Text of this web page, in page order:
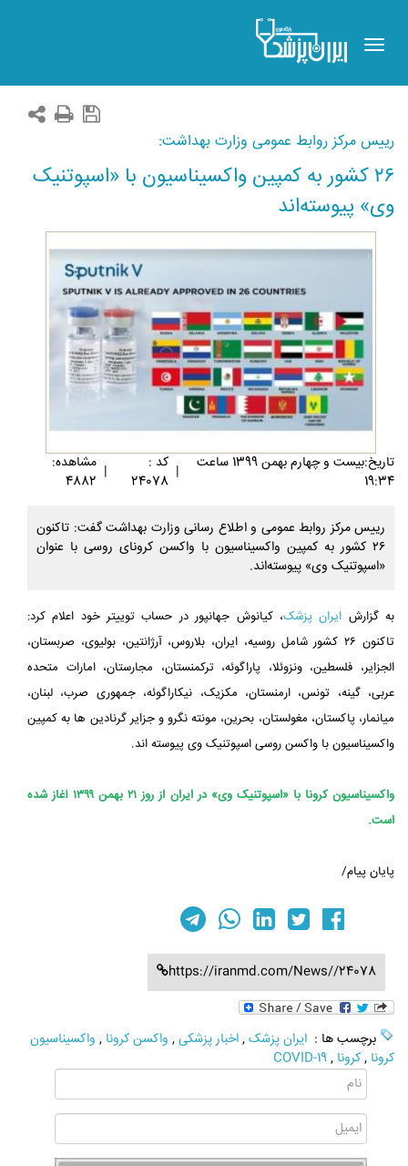
Toggle
navigation
رییس مرکز روابط عمومی وزارت بهداشت:
۲۶ کشور به کمپین واکسیناسیون با «اسپوتنیک
وی» پیوسته‌اند
تاريخ:بيست و چهارم بهمن 1399 ساعت
19:34
| کد :
24078
| مشاهده:
4882
رییس مرکز روابط عمومی و اطلاع رسانی وزارت بهداشت گفت: تاکنون
۲۶ کشور به کمپین واکسیناسیون با واکسن کرونای روسی با عنوان
«اسپوتنیک وی» پیوسته‌اند.
به گزارش ایران پزشک، کیانوش جهانپور در حساب توییتر خود اعلام کرد:
تاکنون ۲۶ کشور شامل روسیه، ایران، بلاروس، آرژانتین، بولیوی، صربستان،
الجزایر، فلسطین، ونزوئلا، پاراگوئه، ترکمنستان، مجارستان، امارات متحده
عربی، گینه، تونس، ارمنستان، مکزیک، نیکاراگوئه، جمهوری صرب، لبنان،
میانمار، پاکستان، مغولستان، بحرین، مونته نگرو و جزایر گرنادین ها به کمپین
واکسیناسیون با واکسن روسی اسپوتنیک وی پیوسته اند.
واکسیناسیون کرونا با «اسپوتنیک وی» در ایران از روز ۲۱ بهمن ۱۳۹۹ آغاز شده
است.
پایان پیام/
https://iranmd.com/News//24078
برچسب ها : ایران پزشک,اخبار پزشکی, واکسن کرونا , واکسیناسیون
کرونا ,کرونا ,
COVID-19